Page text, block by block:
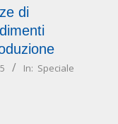
di
In: Speciale